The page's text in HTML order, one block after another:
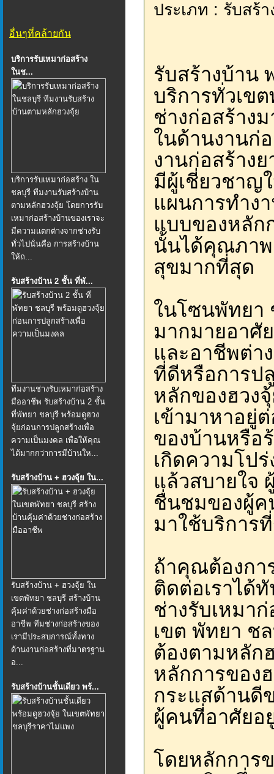
อื่นๆที่คล้ายกัน
บริการรับเหมาก่อสร้าง
ในช...
บริการรับเหมาก่อสร้าง ใน
ชลบุรี ทีมงานรับสร้างบ้าน
ตามหลักฮวงจุ้ย โดยการรับ
เหมาก่อสร้างบ้านของเราจะ
มีความแตกต่างจากช่างรับ
ทั่วไปนั่นคือ การสร้างบ้าน
ให้ถ...
รับสร้างบ้าน 2 ชั้น ที่พั...
ทีมงานช่างรับเหมาก่อสร้าง
มืออาชีพ รับสร้างบ้าน 2 ชั้น
ที่พัทยา ชลบุรี พร้อมดูฮวง
จุ้ยก่อนการปลูกสร้างเพื่อ
ความเป็นมงคล เพื่อให้คุณ
ได้มากกว่าการมีบ้านให...
รับสร้างบ้าน + ฮวงจุ้ย ใน...
รับสร้างบ้าน + ฮวงจุ้ย ใน
เขตพัทยา ชลบุรี สร้างบ้าน
คุ้มค่าด้วยช่างก่อสร้างมือ
อาชีพ ทีมช่างก่อสร้างของ
เรามีประสบการณ์ทั้งทาง
ด้านงานก่อสร้างที่มาตรฐาน
อ...
รับสร้างบ้านชั้นเดียว พร้...
ประเภท : รับสร้
รับสร้างบ้าน
บริการทั่วเข
ช่างก่อสร้าง
ในด้านงานก่
งานก่อสร้าง
มีผู้เชี่ยวชาญ
แผนการทำง
แบบของหลัก
นั้นได้คุณภาพ
สุขมากที่สุด
ในโซนพัทยา
มากมายอาศั
และอาชีพต่า
ที่ดีหรือการป
หลักของฮวง
เข้ามาหาอยู่
ของบ้านหรือ
เกิดความโป
แล้วสบายใจ
ชื่นชมของผู้ค
มาใช้บริการ
ถ้าคุณต้องกา
ติดต่อเราได้
ช่างรับเหมา
เขต พัทยา ช
ต้องตามหลัก
หลักการของ
กระแสด้านดี
ผู้คนที่อาศัยอ
โดยหลักการ